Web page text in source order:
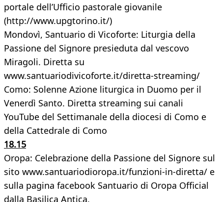
portale dell’Ufficio pastorale giovanile
(http://www.upgtorino.it/)
Mondovì, Santuario di Vicoforte: Liturgia della
Passione del Signore presieduta dal vescovo
Miragoli. Diretta su
www.santuariodivicoforte.it/diretta-streaming/
Como: Solenne Azione liturgica in Duomo per il
Venerdì Santo. Diretta streaming sui canali
YouTube del Settimanale della diocesi di Como e
della Cattedrale di Como
18.15
Oropa: Celebrazione della Passione del Signore sul
sito www.santuariodioropa.it/funzioni-in-diretta/ e
sulla pagina facebook Santuario di Oropa Official
dalla Basilica Antica.